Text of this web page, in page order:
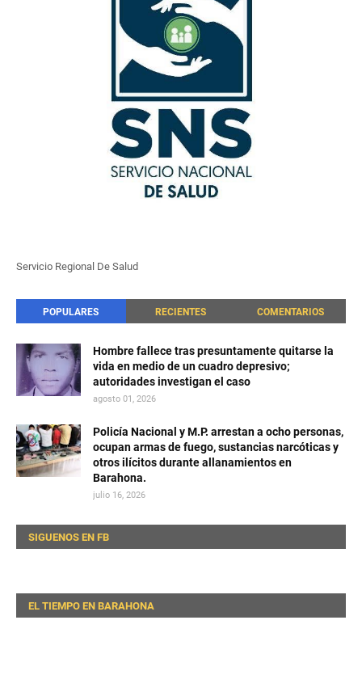
Servicio Regional De Salud
POPULARES RECIENTES COMENTARIOS
Hombre fallece tras presuntamente quitarse la
vida en medio de un cuadro depresivo;
autoridades investigan el caso
agosto 01, 2026
Policía Nacional y M.P. arrestan a ocho personas,
ocupan armas de fuego, sustancias narcóticas y
otros ilícitos durante allanamientos en
Barahona.
julio 16, 2026
SIGUENOS EN FB
EL TIEMPO EN BARAHONA